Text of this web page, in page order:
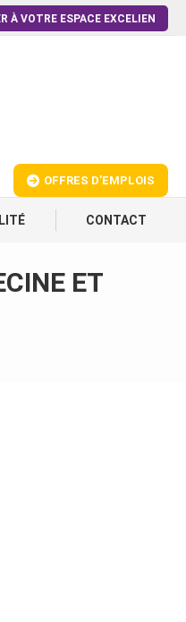
À VOTRE ESPACE EXCELIEN
OFFRES D'EMPLOIS
CONTACT
ET